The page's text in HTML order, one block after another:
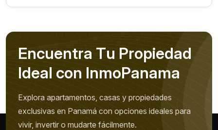
Encuentra Tu Propiedad
Ideal con InmoPanama
Explora apartamentos, casas y propiedades
exclusivas en Panamá con opciones ideales para
vivir, invertir o mudarte fácilmente.